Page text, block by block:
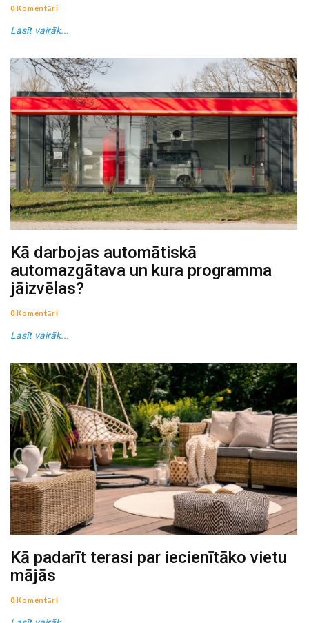
0 Komentāri
Lasīt vairāk...
Kā darbojas automātiskā
automazgātava un kura programma
jāizvēlas?
0 Komentāri
Lasīt vairāk...
Kā padarīt terasi par iecienītāko vietu
mājās
0 Komentāri